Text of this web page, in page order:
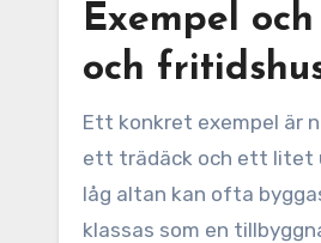
Exempel
och
Ett konkret exempel är
ett trädäck och ett litet
låg altan kan ofta
klassas som en